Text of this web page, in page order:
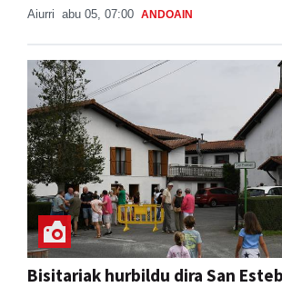
Aiurri abu 05, 07:00 ANDOAIN
Bisitariak hurbildu dira San